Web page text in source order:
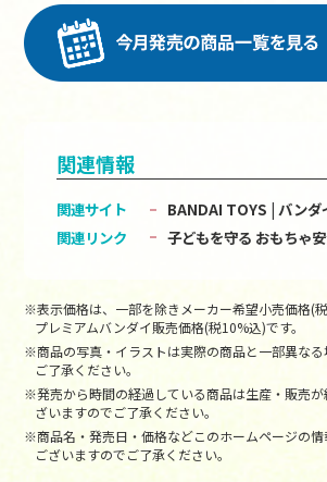
関連情報
関連サイト
BANDAI TOYS | バンダ
関連リンク
子どもを守る おもちゃ
※表示価格は、一部を除きメーカー希望小売価格(税
プレミアムバンダイ販売価格(税10%込)です。
※商品の写真・イラストは実際の商品と一部異な
ご了承ください。
※発売から時間の経過している商品は生産・販売
ざいますのでご了承ください。
※商品名・発売日・価格などこのホームページの
ございますのでご了承ください。